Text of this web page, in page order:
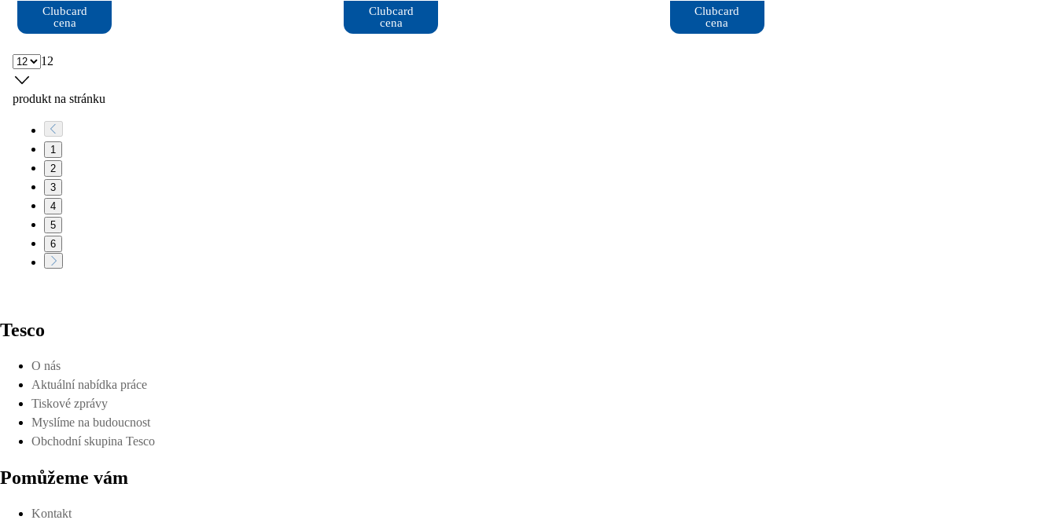
Clubcard
cena
Clubcard
cena
Clubcard
cena
12
produkt na stránku
1
2
3
4
5
6
Tesco
O nás
Aktuální nabídka práce
Tiskové zprávy
Myslíme na budoucnost
Obchodní skupina Tesco
Pomůžeme vám
Kontakt